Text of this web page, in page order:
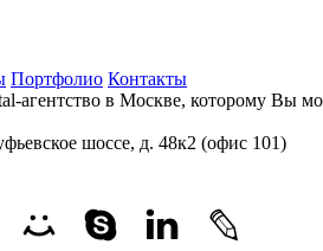
Портфолио Контакты
в Москве, которому Вы
шоссе, д. 48к2 (офис 101)